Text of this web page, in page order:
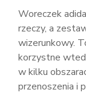
Woreczek
rzeczy, a
wizerunkowy.
korzystne
w kilku
przenoszenia i